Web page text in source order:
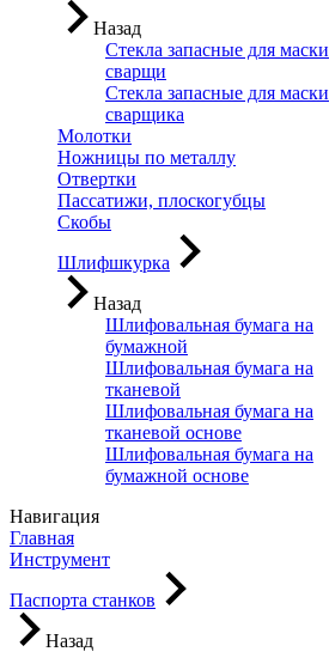
Назад
Стекла запасные для маски
сварщи
Стекла запасные для маски
сварщика
Молотки
Ножницы по металлу
Отвертки
Пассатижи, плоскогубцы
Скобы
Шлифшкурка
Назад
Шлифовальная бумага на
бумажной
Шлифовальная бумага на
тканевой
Шлифовальная бумага на
тканевой основе
Шлифовальная бумага на
бумажной основе
Навигация
Главная
Инструмент
Паспорта станков
Назад